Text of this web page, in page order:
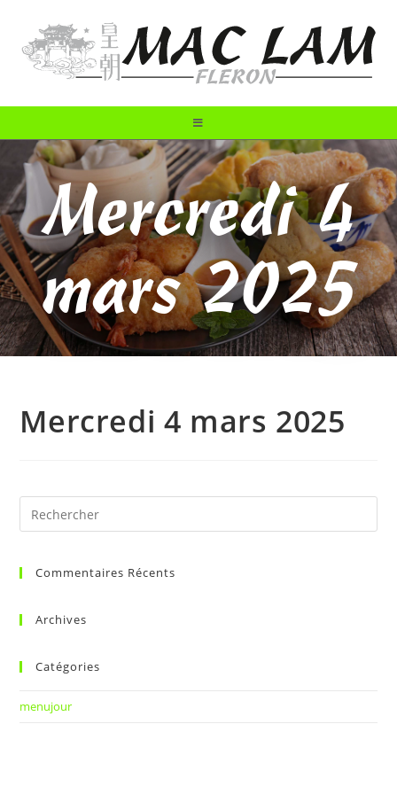
Mercredi 4
mars 2025
Mercredi 4 mars 2025
Commentaires Récents
Archives
Catégories
menujour